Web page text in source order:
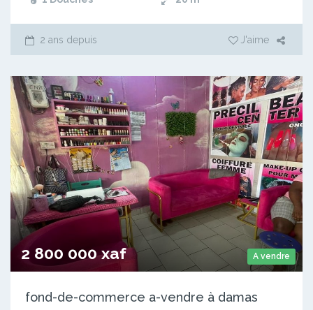
2 ans depuis J'aime
A vendre
2 800 000 xaf
fond-de-commerce a-vendre à damas